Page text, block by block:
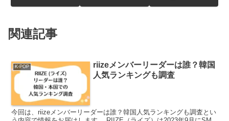
関連記事
K-POP
riizeメンバーリーダーは誰？韓国
人気ランキングも調査
今回は、riizeメンバーリーダーは誰？韓国人気ランキングも調査とい